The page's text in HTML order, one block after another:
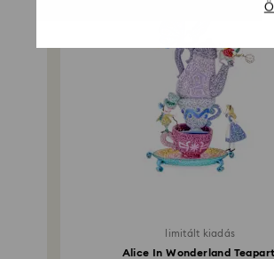
limitált kiadás
Alice In Wonderland